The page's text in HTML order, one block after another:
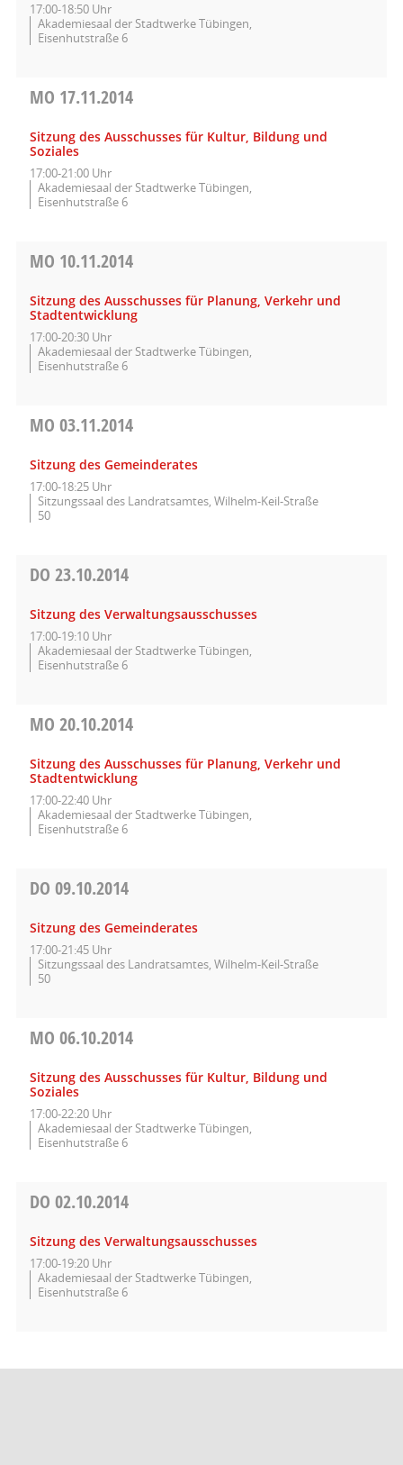
17:00-18:50 Uhr
Akademiesaal der Stadtwerke Tübingen,
Eisenhutstraße 6
MO 17.11.2014
Sitzung des Ausschusses für Kultur, Bildung und
Soziales
17:00-21:00 Uhr
Akademiesaal der Stadtwerke Tübingen,
Eisenhutstraße 6
MO 10.11.2014
Sitzung des Ausschusses für Planung, Verkehr und
Stadtentwicklung
17:00-20:30 Uhr
Akademiesaal der Stadtwerke Tübingen,
Eisenhutstraße 6
MO 03.11.2014
Sitzung des Gemeinderates
17:00-18:25 Uhr
Sitzungssaal des Landratsamtes, Wilhelm-Keil-Straße
50
DO 23.10.2014
Sitzung des Verwaltungsausschusses
17:00-19:10 Uhr
Akademiesaal der Stadtwerke Tübingen,
Eisenhutstraße 6
MO 20.10.2014
Sitzung des Ausschusses für Planung, Verkehr und
Stadtentwicklung
17:00-22:40 Uhr
Akademiesaal der Stadtwerke Tübingen,
Eisenhutstraße 6
DO 09.10.2014
Sitzung des Gemeinderates
17:00-21:45 Uhr
Sitzungssaal des Landratsamtes, Wilhelm-Keil-Straße
50
MO 06.10.2014
Sitzung des Ausschusses für Kultur, Bildung und
Soziales
17:00-22:20 Uhr
Akademiesaal der Stadtwerke Tübingen,
Eisenhutstraße 6
DO 02.10.2014
Sitzung des Verwaltungsausschusses
17:00-19:20 Uhr
Akademiesaal der Stadtwerke Tübingen,
Eisenhutstraße 6